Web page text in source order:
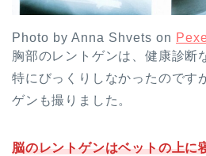
Photo by Anna Shvets on
胸部のレントゲンは、健康診断
特にびっくりしなかったのです
ゲンも撮りました。
脳のレントゲンはベットの上に